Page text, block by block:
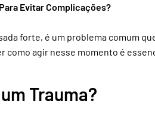
Evitar Complicações?
forte, é um problema comum
agir nesse momento é
Trauma?